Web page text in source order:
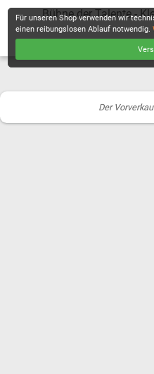
Bühne der Talente -
Der
Für unseren Shop verwenden wir
einen reibungslosen Ablauf notwendig.